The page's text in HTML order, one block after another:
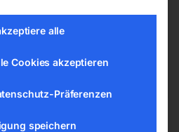
alle
Cookies akzeptieren
Präferenzen
speichern